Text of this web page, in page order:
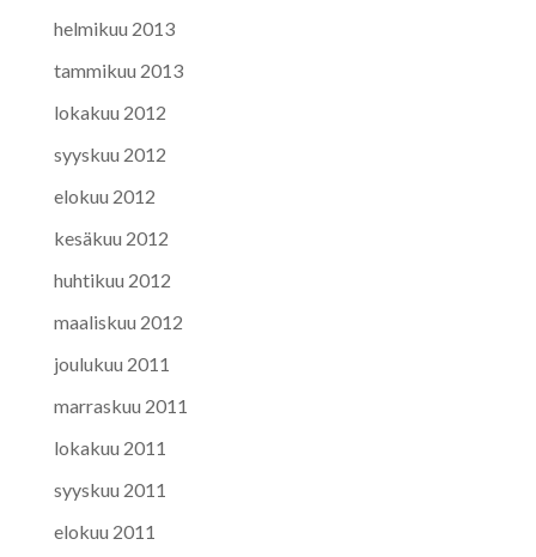
helmikuu 2013
tammikuu 2013
lokakuu 2012
syyskuu 2012
elokuu 2012
kesäkuu 2012
huhtikuu 2012
maaliskuu 2012
joulukuu 2011
marraskuu 2011
lokakuu 2011
syyskuu 2011
elokuu 2011